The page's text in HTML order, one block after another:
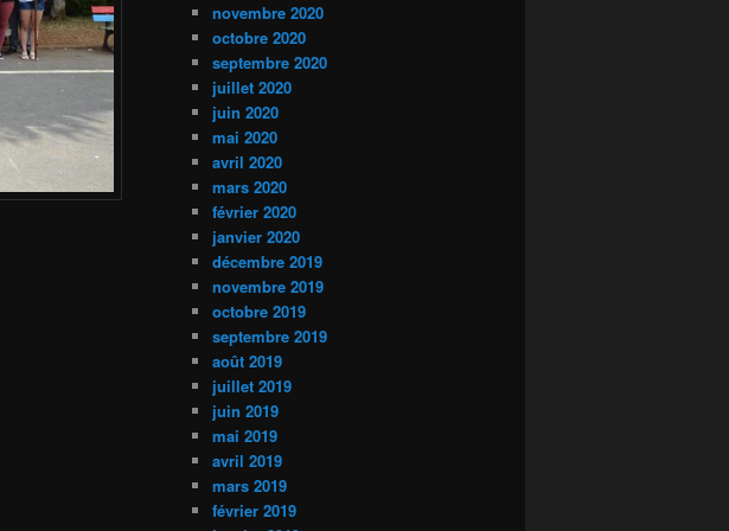
novembre 2020
octobre 2020
septembre 2020
juillet 2020
juin 2020
mai 2020
avril 2020
mars 2020
février 2020
janvier 2020
décembre 2019
novembre 2019
octobre 2019
septembre 2019
août 2019
juillet 2019
juin 2019
mai 2019
avril 2019
mars 2019
février 2019